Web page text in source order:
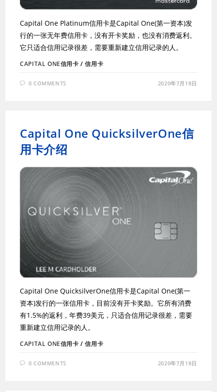
Capital One Platinum信用卡是Capital One(第一资本)发
行的一张无年费信用卡，没有开卡奖励，也没有消费返利。
它只适合信用记录很差，需要重新建立信用记录的人。
CAPITAL ONE信用卡 /信用卡
0 COMMENTS 2020年7月18日
Capital One QuicksilverOne信
用卡介绍
Capital One QuicksilverOne信用卡是Capital One(第一
资本)发行的一张信用卡，目前没有开卡奖励。它所有消费
有1.5%的返利，年费39美元，只适合信用记录很差，需要
重新建立信用记录的人。
CAPITAL ONE信用卡 /信用卡
0 COMMENTS 2020年7月18日